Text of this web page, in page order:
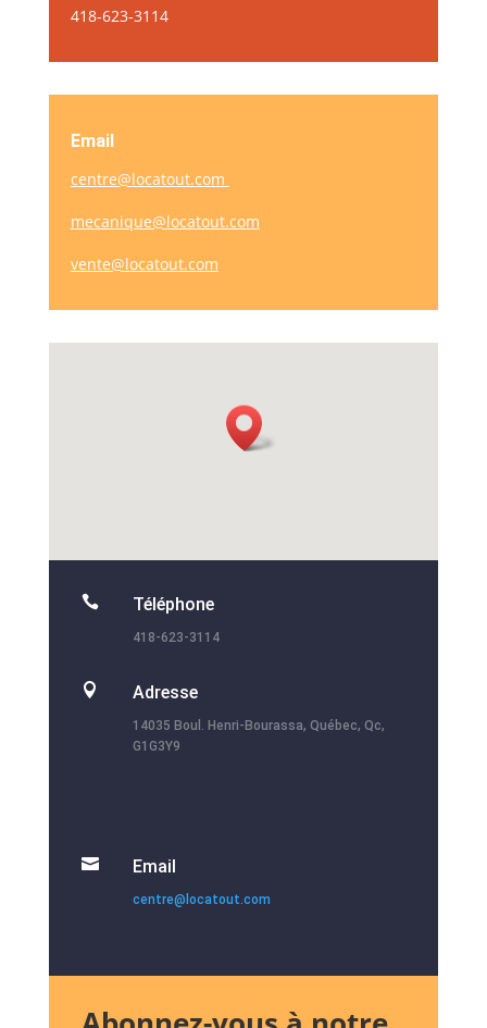
418-623-3114
Email
centre@locatout.com
mecanique@locatout.com
vente@locatout.com
 Téléphone
418-623-3114
 Adresse
14035 Boul. Henri-Bourassa, Québec, Qc,
G1G3Y9
 Email
centre@locatout.com